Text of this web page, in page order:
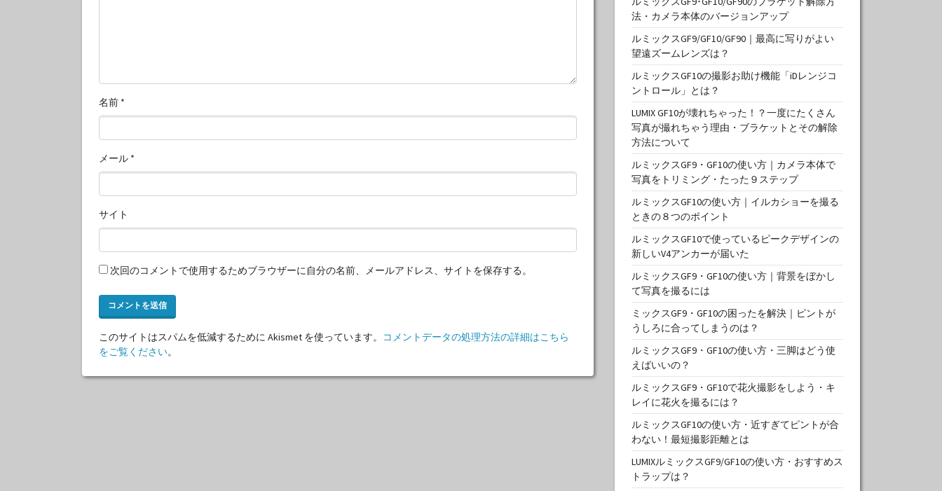
名前 *
メール *
サイト
次回のコメントで使用するためブラウザーに自分の名前、メールアドレス、サイトを保存する。
このサイトはスパムを低減するために Akismet を使っています。
コメントデータの処理方法の詳細はこちら
をご覧ください。
法・カメラ本体のバージョンアップ
ルミックスGF9/GF10/GF90｜最高に写りがよい
望遠ズームレンズは？
ルミックスGF10の撮影お助け機能「iDレンジコ
ントロール」とは？
LUMIX GF10が壊れちゃった！？一度にたくさん
写真が撮れちゃう理由・ブラケットとその解除
方法について
ルミックスGF9・GF10の使い方｜カメラ本体で
写真をトリミング・たった９ステップ
ルミックスGF10の使い方｜イルカショーを撮る
ときの８つのポイント
ルミックスGF10で使っているピークデザインの
新しいV4アンカーが届いた
ルミックスGF9・GF10の使い方｜背景をぼかし
て写真を撮るには
ミックスGF9・GF10の困ったを解決｜ピントが
うしろに合ってしまうのは？
ルミックスGF9・GF10の使い方・三脚はどう使
えばいいの？
ルミックスGF9・GF10で花火撮影をしよう・キ
レイに花火を撮るには？
ルミックスGF10の使い方・近すぎてピントが合
わない！最短撮影距離とは
LUMIXルミックスGF9/GF10の使い方・おすすめス
トラップは？